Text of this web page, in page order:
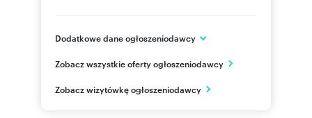
Dodatkowe dane ogłoszeniodawcy
ul. Cieślewskich 53
mazowieckie
Zobacz wszystkie oferty ogłoszeniodawcy
Zobacz wizytówkę ogłoszeniodawcy